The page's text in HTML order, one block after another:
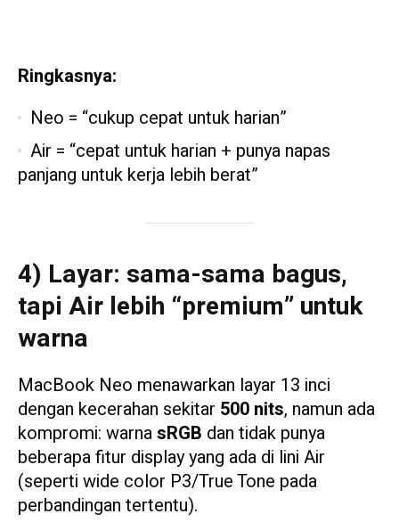
Ringkasnya:
Neo = “cukup cepat untuk harian”
Air = “cepat untuk harian + punya napas
panjang untuk kerja lebih berat”
4) Layar: sama-sama bagus,
tapi Air lebih “premium” untuk
warna
MacBook Neo menawarkan layar 13 inci
dengan kecerahan sekitar 500 nits, namun ada
kompromi: warnasRGB dan tidak punya
beberapa fitur display yang ada di lini Air
(seperti wide color P3/True Tone pada
perbandingan tertentu).